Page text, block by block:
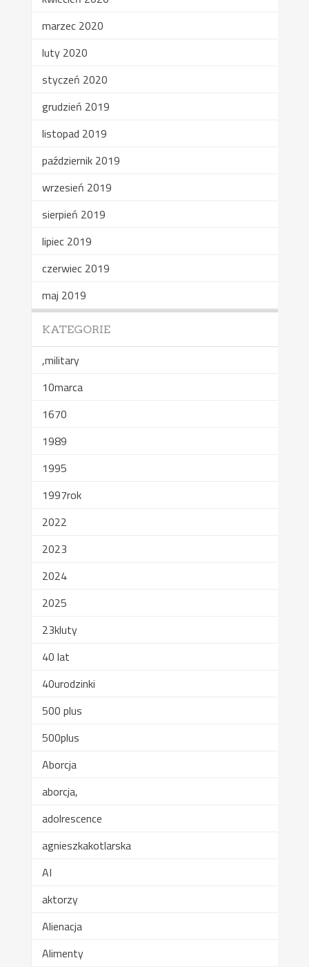
marzec 2020
luty 2020
styczeń 2020
grudzień 2019
listopad 2019
październik 2019
wrzesień 2019
sierpień 2019
lipiec 2019
czerwiec 2019
maj 2019
KATEGORIE
,military
10marca
1670
1989
1995
1997rok
2022
2023
2024
2025
23kluty
40 lat
40urodzinki
500 plus
500plus
Aborcja
aborcja,
adolrescence
agnieszkakotlarska
AI
aktorzy
Alienacja
Alimenty